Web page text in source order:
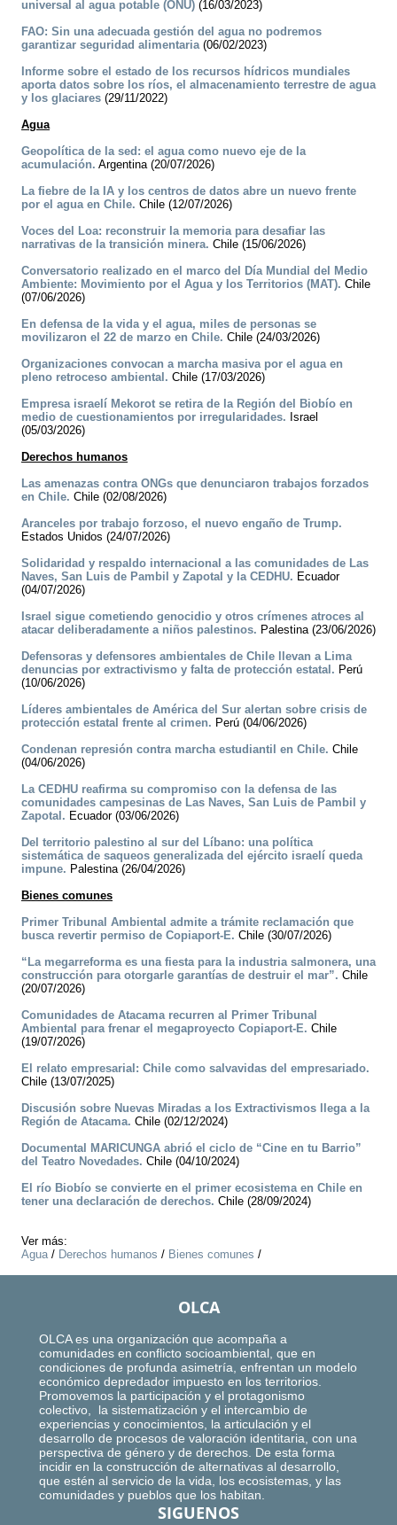
universal al agua potable (ONU) (16/03/2023)
FAO: Sin una adecuada gestión del agua no podremos
garantizar seguridad alimentaria(06/02/2023)
Informe sobre el estado de los recursos hídricos mundiales
aporta datos sobre los ríos, el almacenamiento terrestre de agua
y los glaciares (29/11/2022)
Agua
Geopolítica de la sed: el agua como nuevo eje de la
acumulación. Argentina (20/07/2026)
La fiebre de la IA y los centros de datos abre un nuevo frente
por el agua en Chile. Chile (12/07/2026)
Voces del Loa: reconstruir la memoria para desafiar las
narrativas de la transición minera. Chile (15/06/2026)
Conversatorio realizado en el marco del Día Mundial del Medio
Ambiente: Movimiento por el Agua y los Territorios (MAT). Chile
(07/06/2026)
En defensa de la vida y el agua, miles de personas se
movilizaron el 22 de marzo en Chile. Chile (24/03/2026)
Organizaciones convocan a marcha masiva por el agua en
pleno retroceso ambiental. Chile (17/03/2026)
Empresa israelí Mekorot se retira de la Región del Biobío en
medio de cuestionamientos por irregularidades. Israel
(05/03/2026)
Derechos humanos
Las amenazas contra ONGs que denunciaron trabajos forzados
en Chile. Chile (02/08/2026)
Aranceles por trabajo forzoso, el nuevo engaño de Trump.
Estados Unidos (24/07/2026)
Solidaridad y respaldo internacional a las comunidades de Las
Naves, San Luis de Pambil y Zapotal y la CEDHU. Ecuador
(04/07/2026)
Israel sigue cometiendo genocidio y otros crímenes atroces al
atacar deliberadamente a niños palestinos. Palestina (23/06/2026)
Defensoras y defensores ambientales de Chile llevan a Lima
denuncias por extractivismo y falta de protección estatal. Perú
(10/06/2026)
Líderes ambientales de América del Sur alertan sobre crisis de
protección estatal frente al crimen. Perú (04/06/2026)
Condenan represión contra marcha estudiantil en Chile. Chile
(04/06/2026)
La CEDHU reafirma su compromiso con la defensa de las
comunidades campesinas de Las Naves, San Luis de Pambil y
Zapotal. Ecuador (03/06/2026)
Del territorio palestino al sur del Líbano: una política
sistemática de saqueos generalizada del ejército israelí queda
impune. Palestina (26/04/2026)
Bienes comunes
Primer Tribunal Ambiental admite a trámite reclamación que
busca revertir permiso de Copiaport-E. Chile (30/07/2026)
“La megarreforma es una fiesta para la industria salmonera, una
construcción para otorgarle garantías de destruir el mar”. Chile
(20/07/2026)
Comunidades de Atacama recurren al Primer Tribunal
Ambiental para frenar el megaproyecto Copiaport-E. Chile
(19/07/2026)
El relato empresarial: Chile como salvavidas del empresariado.
Chile (13/07/2025)
Discusión sobre Nuevas Miradas a los Extractivismos llega a la
Región de Atacama. Chile (02/12/2024)
Documental MARICUNGA abrió el ciclo de “Cine en tu Barrio”
del Teatro Novedades. Chile (04/10/2024)
El río Biobío se convierte en el primer ecosistema en Chile en
tener una declaración de derechos. Chile (28/09/2024)
Ver más:
Agua/ Derechos humanos / Bienes comunes /
OLCA
OLCA es una organización que acompaña a
comunidades en conflicto socioambiental, que en
condiciones de profunda asimetría, enfrentan un modelo
económico depredador impuesto en los territorios.
Promovemos la participación y el protagonismo
colectivo, la sistematización y el intercambio de
experiencias y conocimientos, la articulación y el
desarrollo de procesos de valoración identitaria, con una
perspectiva de género y de derechos. De esta forma
incidir en la construcción de alternativas al desarrollo,
que estén al servicio de la vida, los ecosistemas, y las
comunidades y pueblos que los habitan.
SIGUENOS